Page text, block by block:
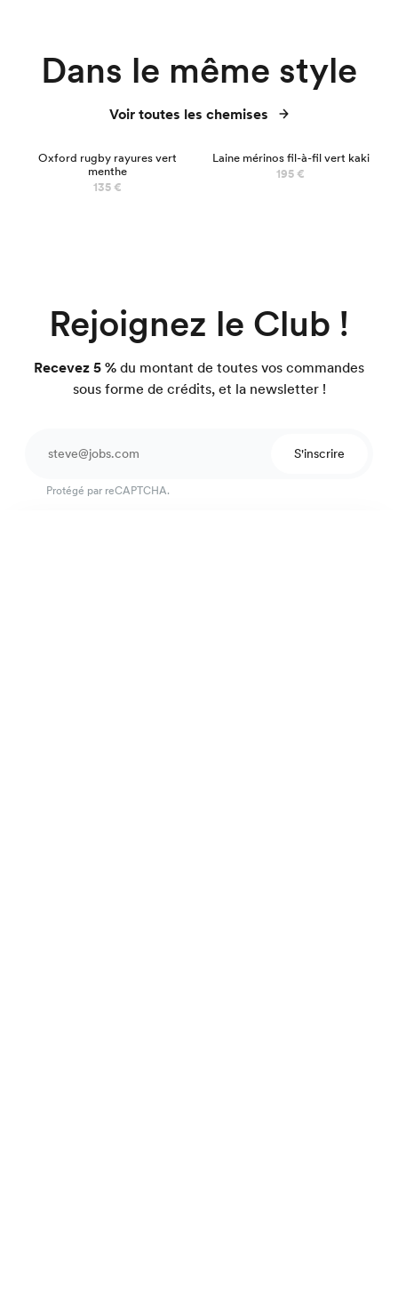
Dans le même style
Voir toutes les chemises
Oxford rugby rayures vert
menthe
135 €
Laine mérinos fil-à-fil vert kaki
195 €
Rejoignez le Club !
Recevez 5 % du montant de toutes vos commandes
sous forme de crédits, et la newsletter !
S'inscrire
Protégé par reCAPTCHA.